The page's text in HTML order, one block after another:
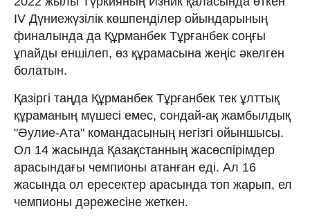
IV Дүниежүзілік көшпенділер ойындарының
финалында да Құрманбек Тұрғанбек соңғы
ұпайды еншілеп, өз құрамасына жеңіс әкелген
болатын.
Қазіргі таңда Құрманбек Тұрғанбек тек ұлттық
құраманың мүшесі емес, сондай-ақ жамбылдық
"Әулие-Ата" командасының негізгі ойыншысы.
Ол 14 жасында Қазақстанның жасөспірімдер
арасындағы чемпионы атанған еді. Ал 16
жасында ол ересектер арасында топ жарып, ел
чемпионы дәрежесіне жеткен.